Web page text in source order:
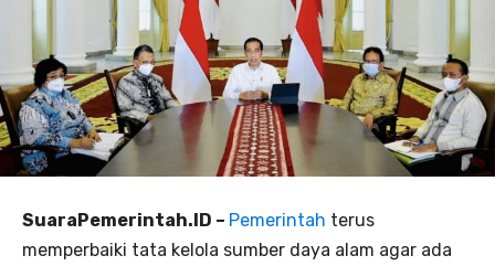
SuaraPemerintah.ID – Pemerintah terus
memperbaiki tata kelola sumber daya alam agar ada